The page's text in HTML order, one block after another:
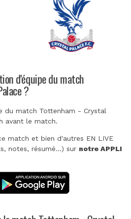
d'équipe du match
?
du match Tottenham - Crystal
avant le match.
match et bien d'autres EN LIVE
notes, résumé...) sur notre APPLI